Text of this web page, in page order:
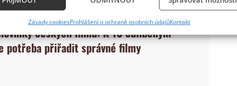
aktivně vyžádaných informací.
bezpečnosti, předcházení a zjišťování podvodů a
Zásady cookiesProhlášení o ochraně osobních údajůKontakt
českých filmů: K 10 oblíbeným
potřeba přiřadit správné filmy